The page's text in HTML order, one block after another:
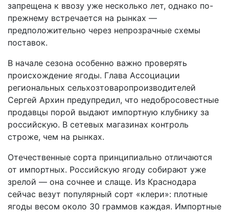
запрещена к ввозу уже несколько лет, однако по-
прежнему встречается на рынках —
предположительно через непрозрачные схемы
поставок.
В начале сезона особенно важно проверять
происхождение ягоды. Глава Ассоциации
региональных сельхозтоваропроизводителей
Сергей Архин предупредил, что недобросовестные
продавцы порой выдают импортную клубнику за
российскую. В сетевых магазинах контроль
строже, чем на рынках.
Отечественные сорта принципиально отличаются
от импортных. Российскую ягоду собирают уже
зрелой — она сочнее и слаще. Из Краснодара
сейчас везут популярный сорт «клери»: плотные
ягоды весом около 30 граммов каждая. Импортные